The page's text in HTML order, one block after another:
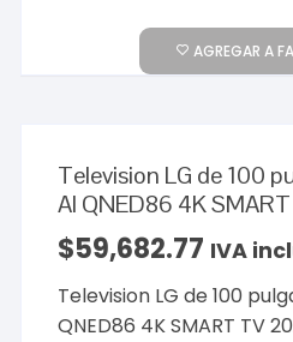
AGREGAR A
Television LG de 100
AI QNED86 4K
$59,682.77 IVA
Television LG de 100
QNED86 4K SMART TV